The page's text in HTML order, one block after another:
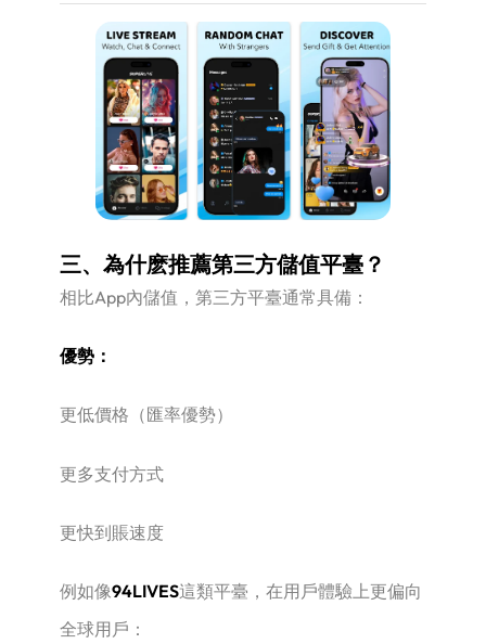
三、為什麽推薦第三方儲值平臺？
相比App內儲值，第三方平臺通常具備：
優勢：
更低價格（匯率優勢）
更多支付方式
更快到賬速度
例如像94LIVES這類平臺，在用戶體驗上更偏向
全球用戶：